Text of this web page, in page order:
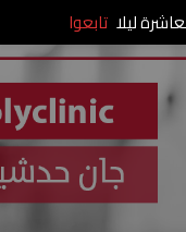
تابعوا